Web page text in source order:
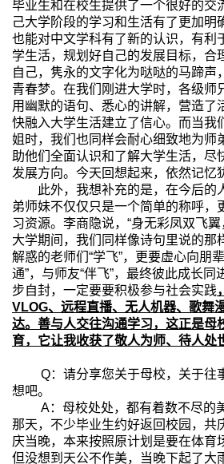
毕业生和在校生提供了一个很好的交
己大学阶段的学习和生活有了更加明
也能对中文学科有了新的认识，有利
学生活，规划好自己的发展目标，合
自己，隽永的文字化为哒哒的马蹄声
青春梦。在我们刚进大学时，各级师
用幽默的语句、悉心的讲解，营造了
快融入大学生活建立了信心。而当我
姐时，我们也同样会耐心细致地为师
助他们全面认识和了解大学生活，尽
发展方向。今天回想起来，依然记忆
此外，我想补充的是，在今后的
弟师妹不仅仅只是一个简单的称呼，
习资源。李商隐说，“身无彩凤双飞
大学期间，我们同样像诗句里说的那
解惑的老师们“学飞”，更要虚心向朋
通”，与师友“伴飞”，最终彼此成长同
步自封，一定要要积极参与社会实践
VLOG、远程直播、无人机器、歌舞
达。善与人交往沟通学习，这正是母
育，它让我收获了敬人为师、待人处
Q：请分享您关于母校，关于往
想吧。
A：母校处处，都有着数不尽的
那天，不少毕业生约好返回校园，共
庆当晚，本来按照原计划是要在体育
但没想到天公不作美，当晚下起了大